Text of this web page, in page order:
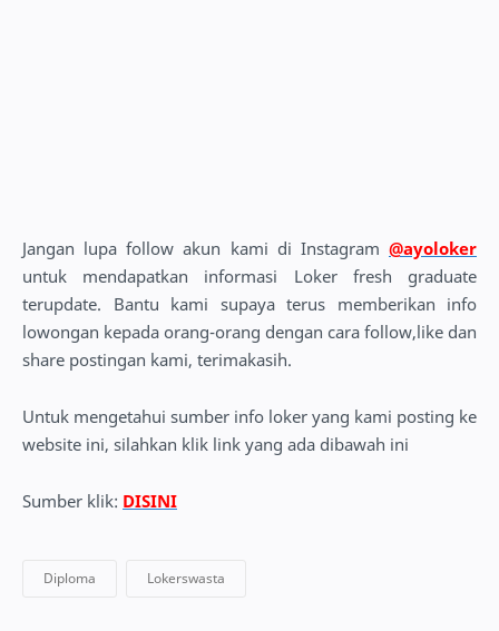
Jangan lupa follow akun kami di Instagram @ayoloker
untuk mendapatkan informasi Loker fresh graduate
terupdate. Bantu kami supaya terus memberikan info
lowongan kepada orang-orang dengan cara follow,like dan
share postingan kami, terimakasih.
Untuk mengetahui sumber info loker yang kami posting ke
website ini, silahkan klik link yang ada dibawah ini
Sumber klik: DISINI